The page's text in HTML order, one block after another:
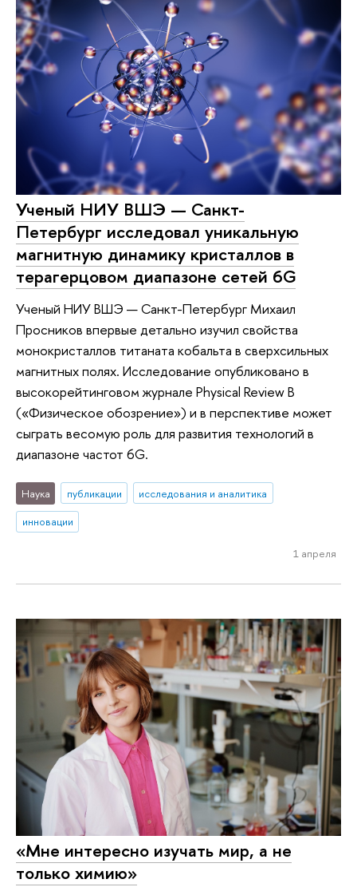
Ученый НИУ ВШЭ — Санкт-
Петербург исследовал уникальную
магнитную динамику кристаллов в
терагерцовом диапазоне сетей 6G
Ученый НИУ ВШЭ — Санкт-Петербург Михаил
Просников впервые детально изучил свойства
монокристаллов титаната кобальта в сверхсильных
магнитных полях. Исследование опубликовано в
высокорейтинговом журнале Physical Review B
(«Физическое обозрение») и в перспективе может
сыграть весомую роль для развития технологий в
диапазоне частот 6G.
Наука публикации
исследования и аналитика
инновации
1 апреля
«Мне интересно изучать мир, а не
только химию»